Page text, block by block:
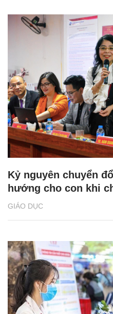
GIÁO DỤC
Kỷ nguyên chuyển
hướng cho con khi